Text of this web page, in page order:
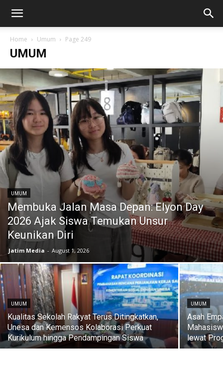
Home Umum Page 249
UMUM
UMUM
Membuka Jalan Masa Depan: Elyon Day
2026 Ajak Siswa Temukan Unsur
Keunikan Diri
Jatim Media - August 1, 2026
UMUM
Kualitas Sekolah Rakyat Terus Ditingkatkan,
Unesa dan Kemensos Kolaborasi Perkuat
Kurikulum hingga Pendampingan Siswa
UMUM
Asah
lewat